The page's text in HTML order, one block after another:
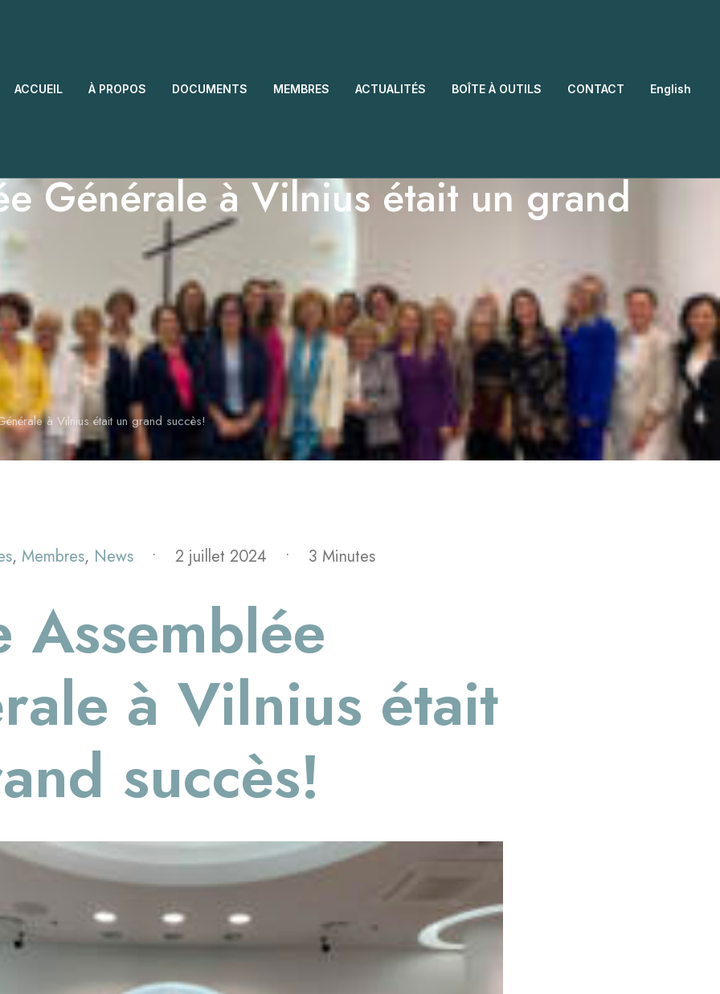
ACCUEIL À PROPOS DOCUMENTS MEMBRES ACTUALITÉS BOÎTE À OUTILS CONTACT English
Générale à Vilnius était un grand
à Vilnius était un grand succès!
, Membres, News • 2 juillet 2024 • 3 Minutes
Assemblée
à Vilnius était
succès!